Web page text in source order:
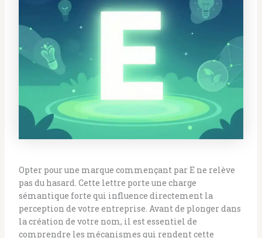
Opter pour une marque commençant par E ne relève
pas du hasard. Cette lettre porte une charge
sémantique forte qui influence directement la
perception de votre entreprise. Avant de plonger dans
la création de votre nom, il est essentiel de
comprendre les mécanismes qui rendent cette